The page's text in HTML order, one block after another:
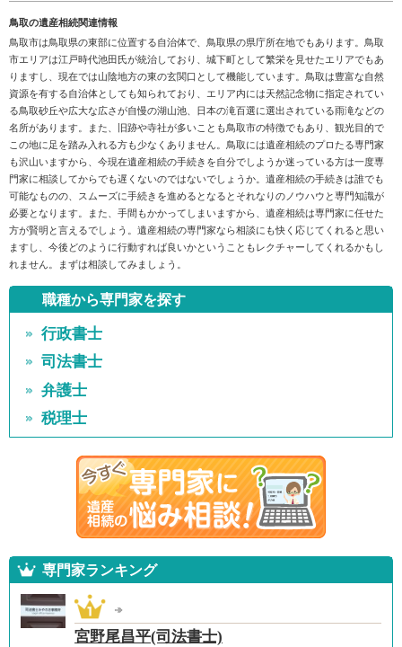
鳥取の遺産相続関連情報
鳥取市は鳥取県の東部に位置する自治体で、鳥取県の県庁所在地でもあります。鳥取
市エリアは江戸時代池田氏が統治しており、城下町として繁栄を見せたエリアでもあ
りますし、現在では山陰地方の東の玄関口として機能しています。鳥取は豊富な自然
資源を有する自治体としても知られており、エリア内には天然記念物に指定されてい
る鳥取砂丘や広大な広さが自慢の湖山池、日本の滝百選に選出されている雨滝などの
名所があります。また、旧跡や寺社が多いことも鳥取市の特徴でもあり、観光目的で
この地に足を踏み入れる方も少なくありません。鳥取には遺産相続のプロたる専門家
も沢山いますから、今現在遺産相続の手続きを自分でしようか迷っている方は一度専
門家に相談してからでも遅くないのではないでしょうか。遺産相続の手続きは誰でも
可能なものの、スムーズに手続きを進めるとなるとそれなりのノウハウと専門知識が
必要となります。また、手間もかかってしまいますから、遺産相続は専門家に任せた
方が賢明と言えるでしょう。遺産相続の専門家なら相談にも快く応じてくれると思い
ますし、今後どのように行動すれば良いかということもレクチャーしてくれるかもし
れません。まずは相談してみましょう。
職種から専門家を探す
行政書士
司法書士
弁護士
税理士
専門家ランキング
宮野尾昌平(司法書士)